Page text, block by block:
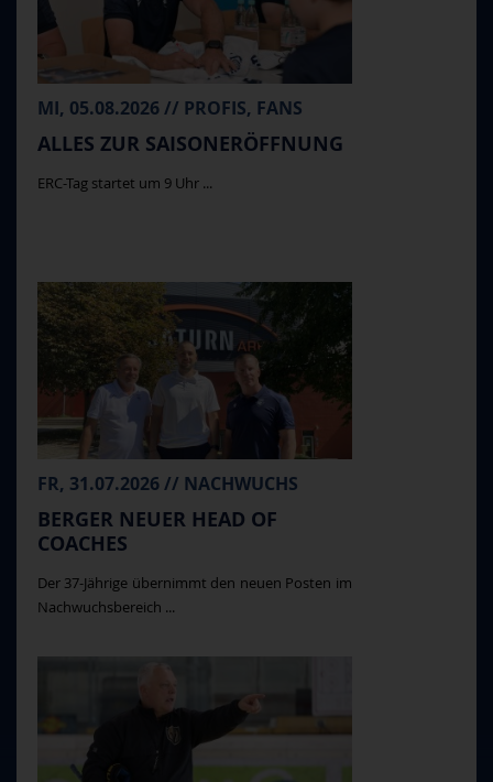
MI, 05.08.2026 // PROFIS, FANS
ALLES ZUR SAISONERÖFFNUNG
ERC-Tag startet um 9 Uhr ...
FR, 31.07.2026 // NACHWUCHS
BERGER NEUER HEAD OF
COACHES
Der 37-Jährige übernimmt den neuen Posten im
Nachwuchsbereich ...